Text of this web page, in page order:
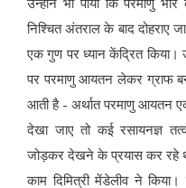
निश्चित अंतराल के बाद दोहराए
एक गुण पर ध्यान केंद्रित किया।
पर परमाणु आयतन लेकर ग्राफ
आती है - अर्थात परमाणु आयतन
देखा जाए तो कई रसायनज्ञ
जोड़कर देखने के प्रयास कर रहे
काम दिमित्री मेंडेलीव ने